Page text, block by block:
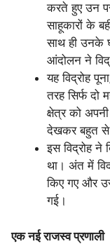
करते हुए उन
साहूकारों के
साथ ही उनके
आंदोलन ने
यह विद्रोह
तरह सिर्फ दो
क्षेत्र को
देखकर बहुत से
इस विद्रोह ने
था। अंत में
किए गए और
गई।
एक नई राजस्व प्रणाली